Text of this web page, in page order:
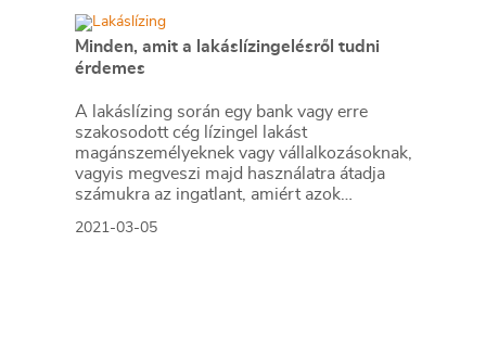
Minden, amit a lakáslízingelésről tudni
érdemes
A lakáslízing során egy bank vagy erre
szakosodott cég lízingel lakást
magánszemélyeknek vagy vállalkozásoknak,
vagyis megveszi majd használatra átadja
számukra az ingatlant, amiért azok
vételár egy havi részlete kamatokkal
2021-03-05